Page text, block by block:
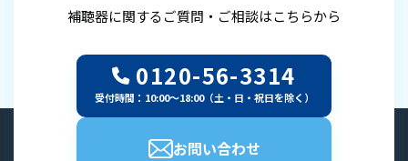
補聴器に関するご質問・ご相談はこちらから
0120-56-3314
受付時間：10:00～18:00（土・日・祝日を除く）
お問い合わせ